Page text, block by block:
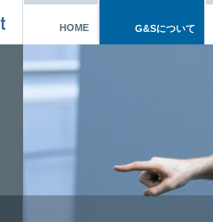
HOME G&Sについて